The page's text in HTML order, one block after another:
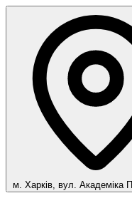
м. Харків, вул. Академіка